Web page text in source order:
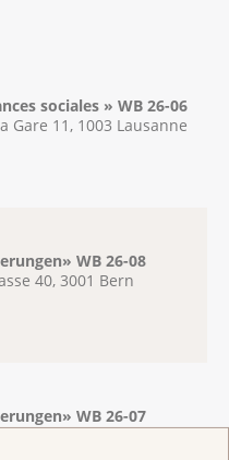
sociales » WB 26-06
Gare 11, 1003 Lausanne
WB 26-08
40, 3001 Bern
WB 26-07
8001 Zürich